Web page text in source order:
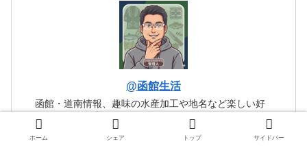
@函館生活
函館・道南情報、趣味の水産加工や地名など楽しい好
ホーム シェア トップ サイドバー